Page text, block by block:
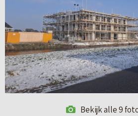
Bekijk alle 9